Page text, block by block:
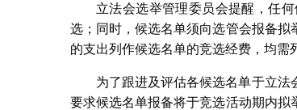
立法会选举管理委员会提醒，任
选；同时，候选名单须向选管会报备
的支出列作候选名单的竞选经费，均需
为了跟进及评估各候选名单于立法
要求候选名单报备将于竞选活动期内